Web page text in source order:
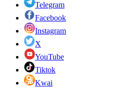
Telegram
Facebook
Instagram
X
YouTube
Tiktok
Kwai